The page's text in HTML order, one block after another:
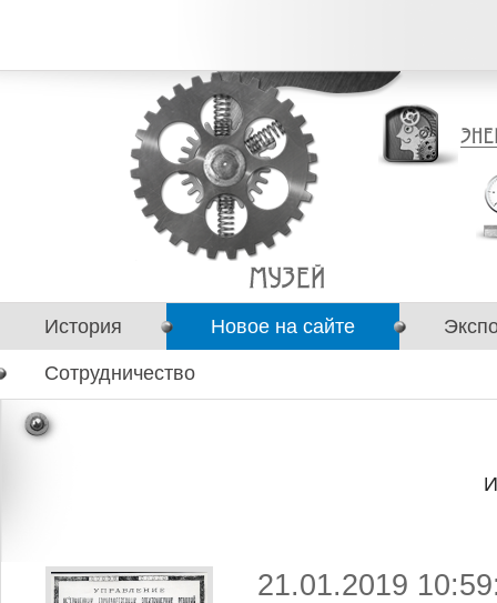
История Новое на сайте
Сотрудничество
21.01.2019